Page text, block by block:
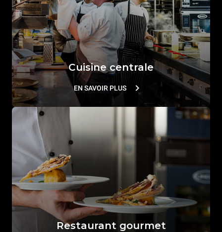
Cuisine centrale
EN SAVOIR PLUS
Restaurant gourmet